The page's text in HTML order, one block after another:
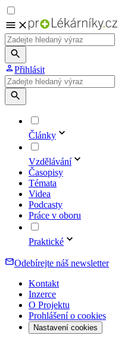
Přihlásit
Články
Vzdělávání
Časopisy
Témata
Videa
Podcasty
Práce v oboru
Praktické
Odebírejte náš newsletter
Kontakt
Inzerce
O Projektu
Prohlášení o cookies
Nastavení cookies